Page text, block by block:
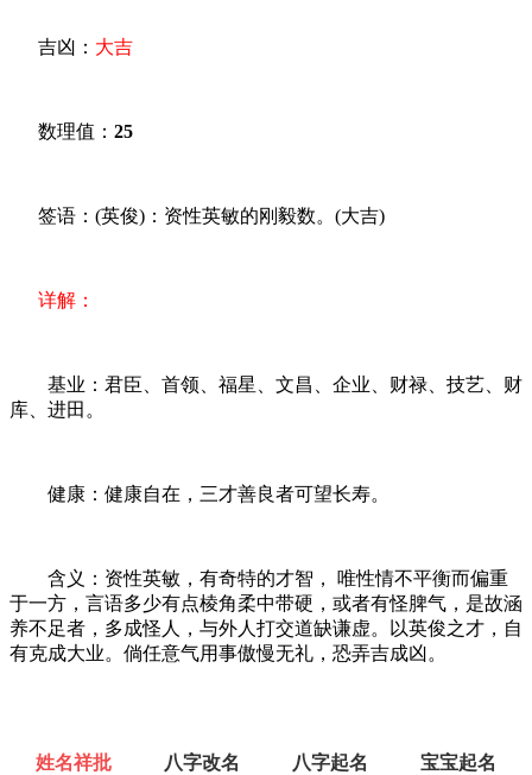
吉凶： 大吉
数理值： 25
签语：(英俊)：资性英敏的刚毅数。(大吉)
详解：
基业：君臣、首领、福星、文昌、企业、财禄、技艺、财
库、进田。
健康：健康自在，三才善良者可望长寿。
含义：资性英敏，有奇特的才智， 唯性情不平衡而偏重
于一方，言语多少有点棱角柔中带硬，或者有怪脾气，是故涵
养不足者，多成怪人，与外人打交道缺谦虚。以英俊之才，自
有克成大业。倘任意气用事傲慢无礼，恐弄吉成凶。
姓名祥批 八字改名 八字起名 宝宝起名